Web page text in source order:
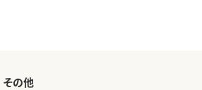
その他